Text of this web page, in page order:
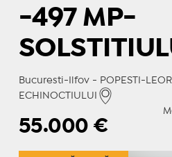
-497 MP-
Bucuresti-Ilfov - POPESTI-
ECHINOCTIULUI
55.000€